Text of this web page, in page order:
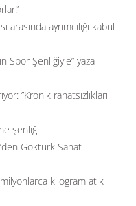
arasında ayrımcılığı kabul
Spor Şenliğiyle” yaza
”Kronik rahatsızlıkları
şenliği
Göktürk Sanat
kilogram atık